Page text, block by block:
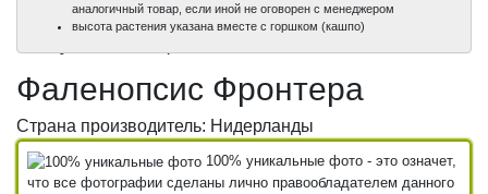
100%
100%
аналогичный товар, если иной не оговорен с менеджером
высота растения указана вместе с горшком (кашпо)
Фаленопсис Фронтера
Страна производитель: Нидерланды
100% уникальные фото - это означет,
что все фотографии сделаны лично правообладателем данного